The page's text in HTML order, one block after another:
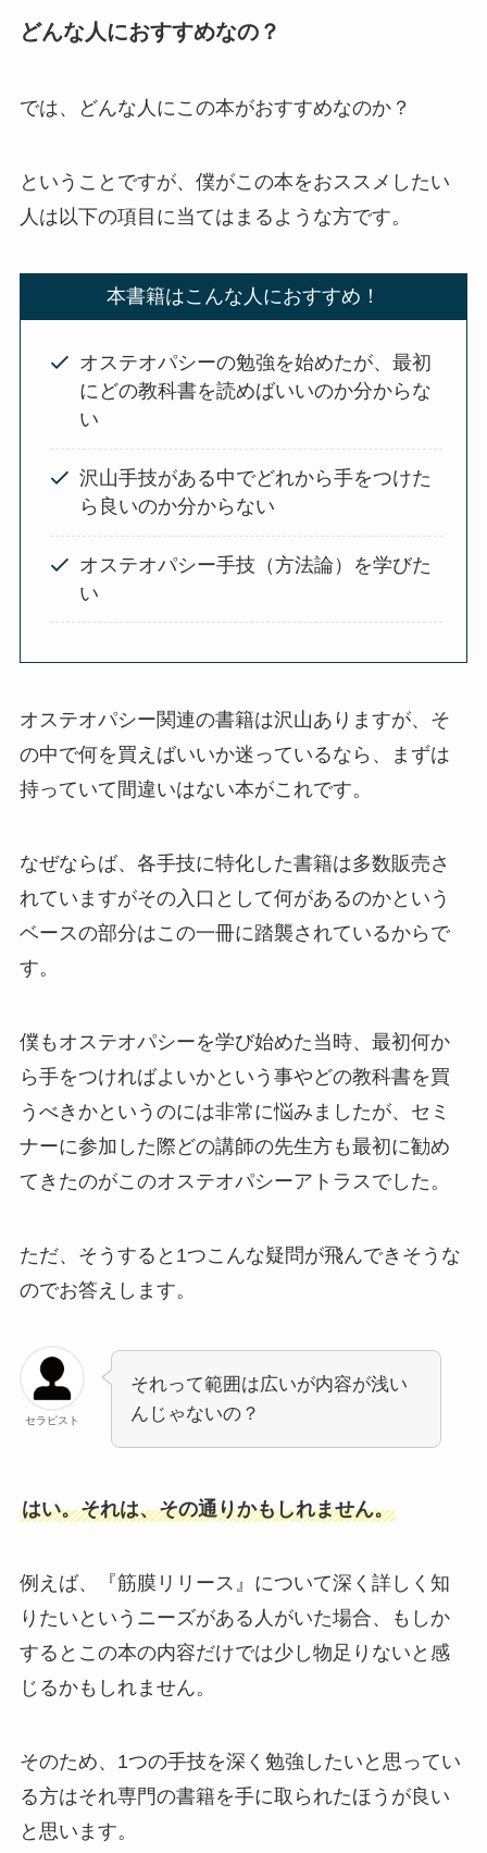
どんな人におすすめなの？
では、どんな人にこの本がおすすめなのか？
ということですが、僕がこの本をおススメしたい
人は以下の項目に当てはまるような方です。
本書籍はこんな人におすすめ！
オステオパシーの勉強を始めたが、最初
にどの教科書を読めばいいのか分からな
い
沢山手技がある中でどれから手をつけた
ら良いのか分からない
オステオパシー手技（方法論）を学びた
い
オステオパシー関連の書籍は沢山ありますが、そ
の中で何を買えばいいか迷っているなら、まずは
持っていて間違いはない本がこれです。
なぜならば、各手技に特化した書籍は多数販売さ
れていますがその入口として何があるのかという
ベースの部分はこの一冊に踏襲されているからで
す。
僕もオステオパシーを学び始めた当時、最初何か
ら手をつければよいかという事やどの教科書を買
うべきかというのには非常に悩みましたが、セミ
ナーに参加した際どの講師の先生方も最初に勧め
てきたのがこのオステオパシーアトラスでした。
ただ、そうすると1つこんな疑問が飛んできそうな
のでお答えします。
セラピスト
それって範囲は広いが内容が浅い
んじゃないの？
はい。それは、その通りかもしれません。
例えば、『筋膜リリース』について深く詳しく知
りたいというニーズがある人がいた場合、もしか
するとこの本の内容だけでは少し物足りないと感
じるかもしれません。
そのため、1つの手技を深く勉強したいと思ってい
る方はそれ専門の書籍を手に取られたほうが良い
と思います。